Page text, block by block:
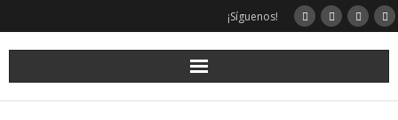
¡Síguenos!